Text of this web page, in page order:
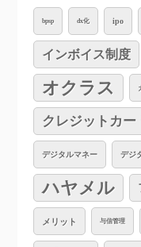
bpsp dx化 ipo
インボイス制度
オクラス
クレジットカー
デジタルマネー デジ
ハヤメル
メリット 与信管理